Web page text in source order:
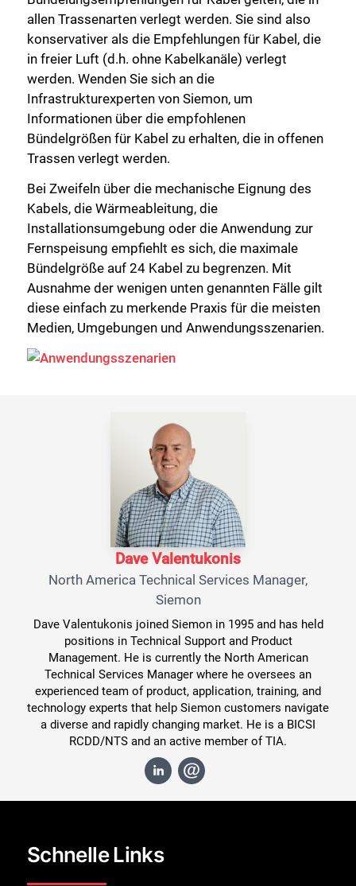
allen Trassenarten verlegt werden. Sie sind also
konservativer als die Empfehlungen für Kabel, die
in freier Luft (d.h. ohne Kabelkanäle) verlegt
werden. Wenden Sie sich an die
Infrastrukturexperten von Siemon, um
Informationen über die empfohlenen
Bündelgrößen für Kabel zu erhalten, die in offenen
Trassen verlegt werden.
Bei Zweifeln über die mechanische Eignung des
Kabels, die Wärmeableitung, die
Installationsumgebung oder die Anwendung zur
Fernspeisung empfiehlt es sich, die maximale
Bündelgröße auf 24 Kabel zu begrenzen. Mit
Ausnahme der wenigen unten genannten Fälle gilt
diese einfach zu merkende Praxis für die meisten
Medien, Umgebungen und Anwendungsszenarien.
Dave Valentukonis
North America Technical Services Manager,
Siemon
Dave Valentukonis joined Siemon in 1995 and has held
positions in Technical Support and Product
Management. He is currently the North American
Technical Services Manager where he oversees an
experienced team of product, application, training, and
technology experts that help Siemon customers navigate
a diverse and rapidly changing market. He is a BICSI
RCDD/NTS and an active member of TIA.
Schnelle Links
Schließen Sie